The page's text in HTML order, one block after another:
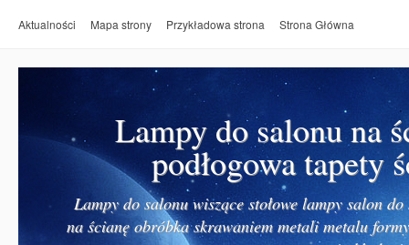
Aktualności Mapa strony Przykładowa strona Strona Główna
Lampy do salonu na
podłogowa tapety
Lampy do salonu wiszące stołowe lampy salon
na ścianę obróbka skrawaniem metali metalu